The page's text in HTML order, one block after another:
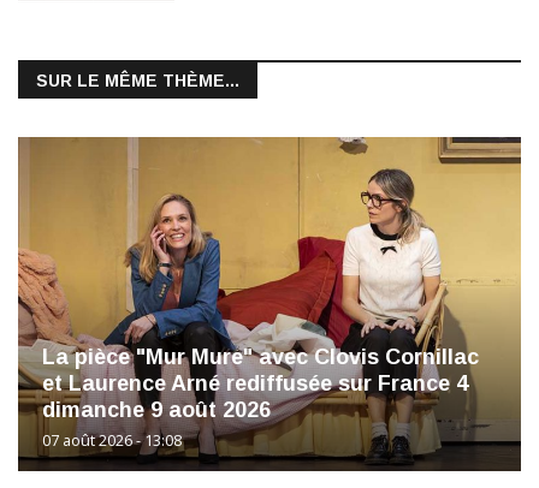
SUR LE MÊME THÈME...
La pièce "Mur Mure" avec Clovis Cornillac
et Laurence Arné rediffusée sur France 4
dimanche 9 août 2026
07 août 2026 - 13:08